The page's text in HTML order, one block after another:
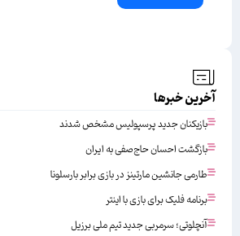
آخرین خبرها
بازیکنان جدید پرسپولیس مشخص شدند
بازگشت احسان حاج‌صفی به ایران
طارمی جانشین مارتینز در بازی برابر بارسلونا
برنامه فلیک برای بازی با اینتر
آنچلوتی؛ سرمربی جدید تیم ملی برزیل